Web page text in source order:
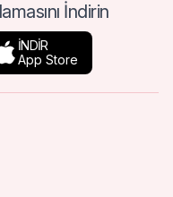
İndirin
İNDİR
App Store